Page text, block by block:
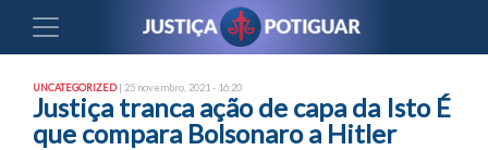
UNCATEGORIZED| 25 novembro, 2021 - 16:20
Justiça tranca ação de capa da Isto É
que compara Bolsonaro a Hitler